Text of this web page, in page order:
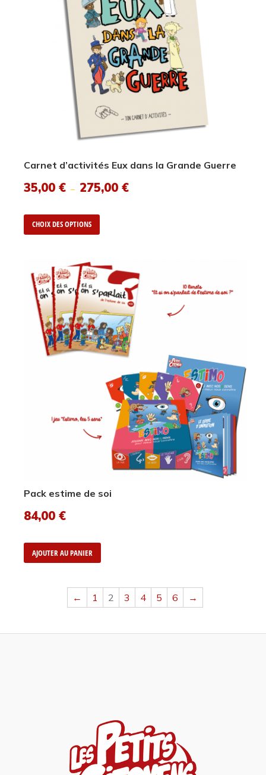
Carnet d’activités Eux dans la Grande Guerre
35,00 € – 275,00 €
CHOIX DES OPTIONS
Pack estime de soi
84,00 €
AJOUTER AU PANIER
← 1 2 3 4 5 6 →